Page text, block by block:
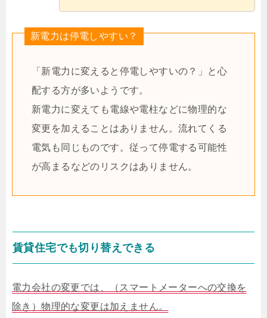
新電力は停電しやすい？
「新電力に変えると停電しやすいの？」と心
配する方が多いようです。
新電力に変えても電線や電柱などに物理的な
変更を加えることはありません。流れてくる
電気も同じものです。従って停電する可能性
が高まるなどのリスクはありません。
賃貸住宅でも切り替えできる
電力会社の変更では、（スマートメーターへの交換を
除き）物理的な変更は加えません。